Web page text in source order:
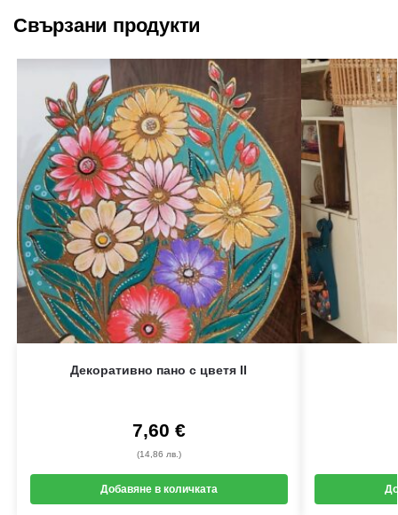
Свързани продукти
Декоративно пано с цветя II
7,60 €
(14,86 лв.)
Добавяне в количката